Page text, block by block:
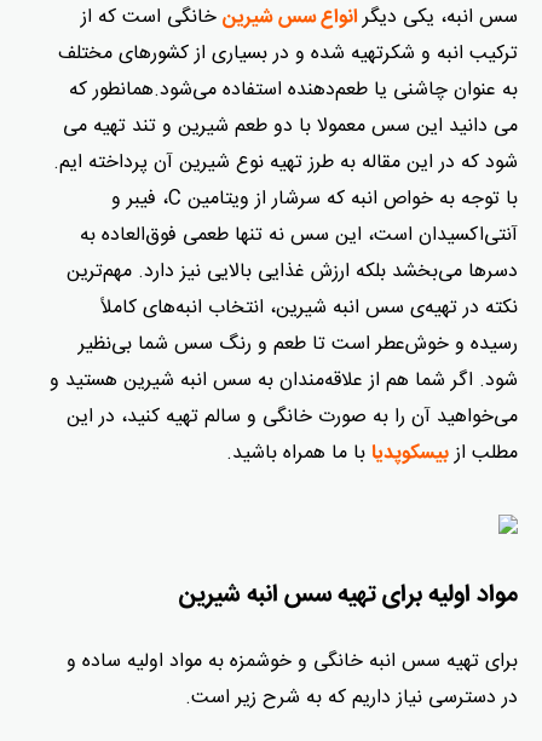
سس انبه، یکی دیگرانواع سس شیرین خانگی است که از
ترکیب انبه و شکرتهیه شده و در بسیاری از کشورهای مختلف
به عنوان چاشنی یا طعم‌دهنده استفاده می‌شود.همانطور که
می دانید این سس معمولا با دو طعم شیرین و تند تهیه می
شود که در این مقاله به طرز تهیه نوع شیرین آن پرداخته ایم.
با توجه به خواص انبه که سرشار از ویتامین C، فیبر و
آنتی‌اکسیدان است، این سس نه‌ تنها طعمی فوق‌العاده به
دسرها می‌بخشد بلکه ارزش غذایی بالایی نیز دارد. مهم‌ترین
نکته در تهیه‌ی سس انبه شیرین، انتخاب انبه‌های کاملاً
رسیده و خوش‌عطر است تا طعم و رنگ سس شما بی‌نظیر
شود. اگر شما هم از علاقه‌مندان به سس انبه شیرین هستید و
می‌خواهید آن را به صورت خانگی و سالم تهیه کنید، در این
مطلب ازبیسکوپدیا با ما همراه باشید.
مواد اولیه برای تهیه سس انبه شیرین
برای تهیه سس انبه خانگی و خوشمزه به مواد اولیه ساده و
در دسترسی نیاز داریم که به شرح زیر است.